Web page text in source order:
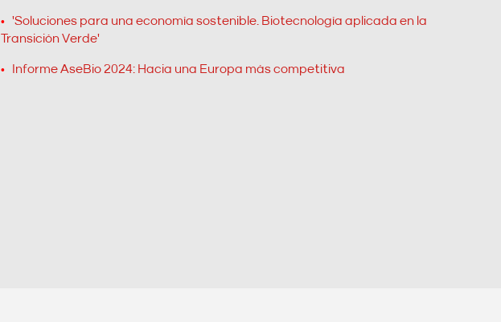
'Soluciones para una economía sostenible. Biotecnología aplicada en la
Transición Verde'
Informe AseBio 2024: Hacia una Europa más competitiva